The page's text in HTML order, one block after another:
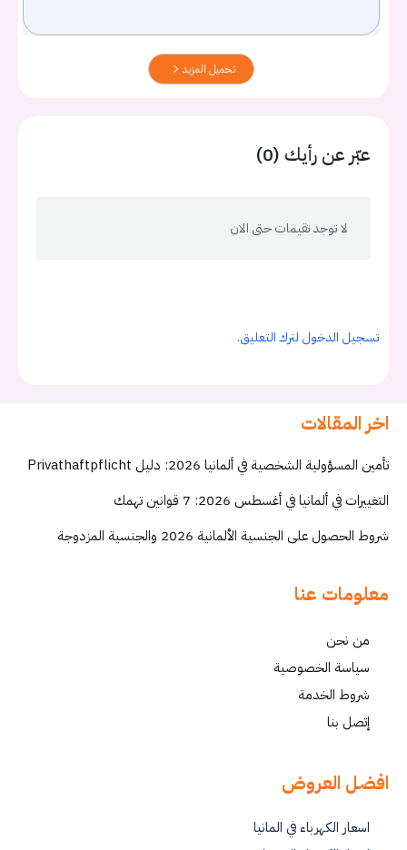
تحميل المزيد
عبّر عن رأيك (0)
لا توجد تقيمات حتى الان
تسجيل الدخول لترك التعليق.
اخر المقالات
تأمين المسؤولية الشخصية في ألمانيا 2026: دليل Privathaftpflicht
التغييرات في ألمانيا في أغسطس 2026: 7 قوانين تهمك
شروط الحصول على الجنسية الألمانية 2026 والجنسية المزدوجة
معلومات عنا
من نحن
سياسة الخصوصية
شروط الخدمة
إتصل بنا
افضل العروض
اسعار الكهرباء في المانيا